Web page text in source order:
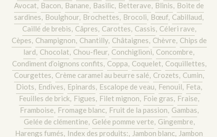
Avocat, Bacon, Banane, Basilic, Betterave, Blinis, Boite de
sardines, Boulghour, Brochettes, Brocoli, Bœuf, Cabillaud,
Caillé de brebis, Câpres, Carottes, Cassis, Céleri rave,
Cèpes, Champignon, Chantilly, Châtaignes, Chèvre, Chips de
lard, Chocolat, Chou-fleur, Conchiglioni, Concombre,
Condiment d’oignons confits, Coppa, Coquelet, Coquillettes,
Courgettes, Crème caramel au beurre salé, Crozets, Cumin,
Diots, Endives, Epinards, Escalope de veau, Fenouil, Feta,
Feuilles de brick, Figues, Filet mignon, Foie gras, Fraise,
Framboise, Fromage blanc, Fruit de la passion, Gambas,
Gelée de clémentine, Gelée pomme verte, Gingembre,
Harengs fumés, Index des produits:, Jambon blanc, Jambon